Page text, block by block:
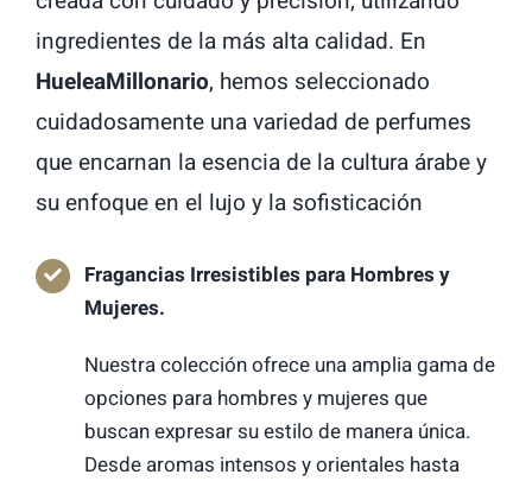
ingredientes de la más alta calidad. En
HueleaMillonario, hemos seleccionado
cuidadosamente una variedad de perfumes
que encarnan la esencia de la cultura árabe y
su enfoque en el lujo y la sofisticación
Fragancias Irresistibles para Hombres y
Mujeres.
Nuestra colección ofrece una amplia gama de
opciones para hombres y mujeres que
buscan expresar su estilo de manera única.
Desde aromas intensos y orientales hasta